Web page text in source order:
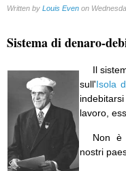
Written by Louis Even on
Sistema di denaro-
Il
sull'Isola
lavoro,
Non è
nostri